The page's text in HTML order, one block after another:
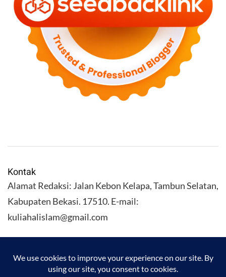
Kontak
Alamat Redaksi: Jalan Kebon Kelapa, Tambun Selatan,
Kabupaten Bekasi. 17510. E-mail:
kuliahalislam@gmail.com